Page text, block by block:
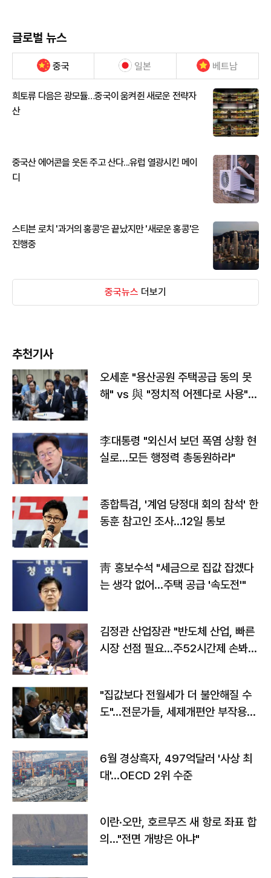
글로벌 뉴스
중국 일본 베트남
희토류 다음은 광모듈…중국이 움켜쥔 새로운 전략자
산
중국산 에어콘을 웃돈 주고 산다...유럽 열광시킨 메이
디
스티븐 로치 '과거의 홍콩'은 끝났지만 '새로운 홍콩'은
진행중
중국뉴스 더보기
추천기사
오세훈 "용산공원 주택공급 동의 못
해" vs 與 "정치적 어젠다로 사용"
李대통령 "외신서 보던 폭염 상황 현
실로…모든 행정력 총동원하라"
종합특검, '계엄 당정대 회의 참석' 한
동훈 참고인 조사...12일 통보
靑 홍보수석 "세금으로 집값 잡겠다
는 생각 없어…주택 공급 '속도전'"
김정관 산업장관 "반도체 산업, 빠른
시장 선점 필요…주52시간제 손봐
"집값보다 전월세가 더 불안해질 수
도"…전문가들, 세제개편안 부작용
6월 경상흑자, 497억달러 '사상 최
대'…OECD 2위 수준
이란·오만, 호르무즈 새 항로 좌표 합
의…"전면 개방은 아냐"